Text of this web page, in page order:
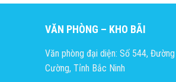
VĂN PHÒNG – KHO BÃI
Văn phòng đại diện: Số 544,
Cường, Tỉnh Bắc Ninh